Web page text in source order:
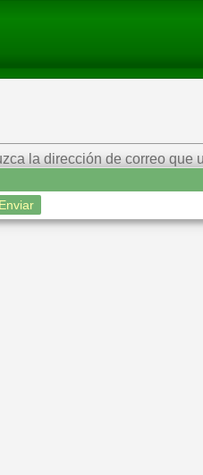
la dirección de correo que